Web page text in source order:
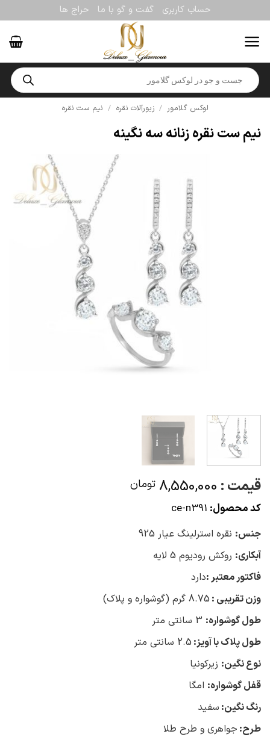
to
content
حساب کاربری گفت و گو با ما حراج ها
Products
search
لوکس گلامور / زیورآلات نقره / نیم ست نقره
نیم ست نقره زنانه سه نگینه
قیمت : 8,550,000 تومان
کد محصول: ce-n391
جنس: نقره استرلینگ عیار 925
آبکاری: روکش رودیوم 5 لایه
فاکتور معتبر :دارد
وزن تقریبی : 8.75 گرم (گوشواره و پلاک)
طول گوشواره:
طول پلاک با آویز: 2.5 سانتی متر
نوع نگین: زیرکونیا
قفل گوشواره: امگا
رنگ نگین: سفید
طرح: جواهری و طرح طلا